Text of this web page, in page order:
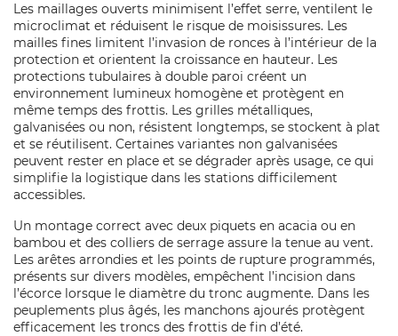
Les maillages ouverts minimisent l’effet serre, ventilent le
microclimat et réduisent le risque de moisissures. Les
mailles fines limitent l’invasion de ronces à l’intérieur de la
protection et orientent la croissance en hauteur. Les
protections tubulaires à double paroi créent un
environnement lumineux homogène et protègent en
même temps des frottis. Les grilles métalliques,
galvanisées ou non, résistent longtemps, se stockent à plat
et se réutilisent. Certaines variantes non galvanisées
peuvent rester en place et se dégrader après usage, ce qui
simplifie la logistique dans les stations difficilement
accessibles.
Un montage correct avec deux piquets en acacia ou en
bambou et des colliers de serrage assure la tenue au vent.
Les arêtes arrondies et les points de rupture programmés,
présents sur divers modèles, empêchent l’incision dans
l’écorce lorsque le diamètre du tronc augmente. Dans les
peuplements plus âgés, les manchons ajourés protègent
efficacement les troncs des frottis de fin d’été.